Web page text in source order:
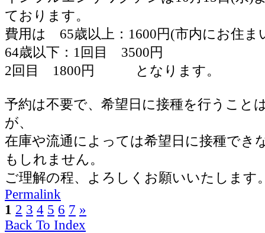
ております。
費用は 65歳以上：1600円(市内にお住ま
64歳以下：1回目 3500円
2回目 1800円 となります。
予約は不要で、希望日に接種を行うこと
が、
在庫や流通によっては希望日に接種でき
もしれません。
ご理解の程、よろしくお願いいたします
Permalink
1 2 3 4 5 6 7 »
Back To Index